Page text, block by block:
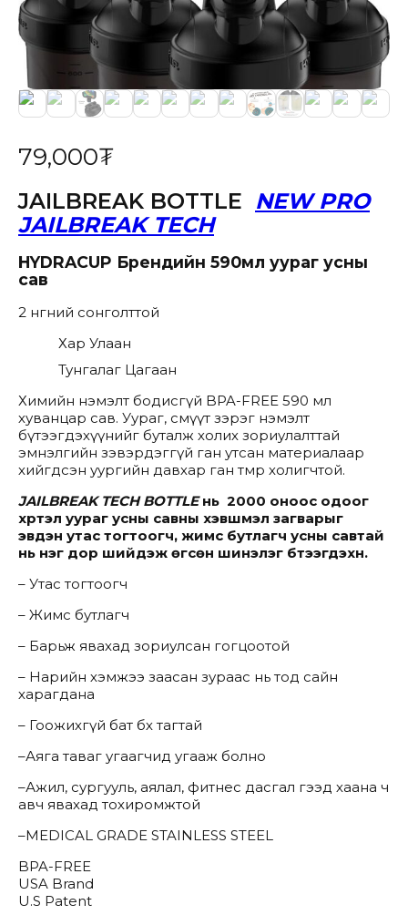
79,000₮
JAILBREAK BOTTLE NEW PRO
JAILBREAK TECH
HYDRACUP Брендийн 590мл уураг усны
сав
2 өнгөний сонголттой
Хар Улаан
Тунгалаг Цагаан
Химийн нэмэлт бодисгүй BPA-FREE 590 мл
хуванцар сав. Уураг, смүүт зэрэг нэмэлт
бүтээгдэхүүнийг буталж холих зориулалттай
эмнэлгийн зэвэрдэггүй ган утсан материалаар
хийгдсэн уургийн давхар ган төмөр холигчтой.
JAILBREAK TECH BOTTLEнь 2000 оноос одоог
хүртэл уураг усны савны хэвшмэл загварыг
эвдэн утас тогтоогч, жимс бутлагч усны савтай
нь нэг дор шийдэж өгсөн шинэлэг бүтээгдэхүүн.
– Утас тогтоогч
– Жимс бутлагч
– Барьж явахад зориулсан гогцоотой
– Нарийн хэмжээ заасан зураас нь тод сайн
харагдана
– Гоожихгүй бат бөх тагтай
–Аяга таваг угаагчид угааж болно
–Ажил, сургууль, аялал, фитнес дасгал гээд хаана ч
авч явахад тохиромжтой
–MEDICAL GRADE STAINLESS STEEL
BPA-FREE
USA Brand
U.S Patent